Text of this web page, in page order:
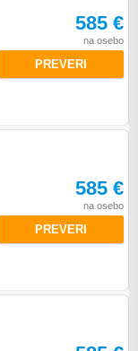
585 €
na osebo
PREVERI
585 €
na osebo
PREVERI